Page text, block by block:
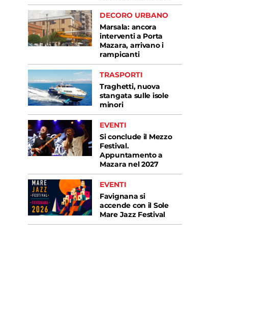
DECORO URBANO
Marsala: ancora
interventi a Porta
Mazara, arrivano i
rampicanti
TRASPORTI
Traghetti, nuova
stangata sulle isole
minori
EVENTI
Si conclude il Mezzo
Festival.
Appuntamento a
Mazara nel 2027
EVENTI
Favignana si
accende con il Sole
Mare Jazz Festival